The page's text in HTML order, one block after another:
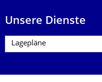
Unsere Dienste